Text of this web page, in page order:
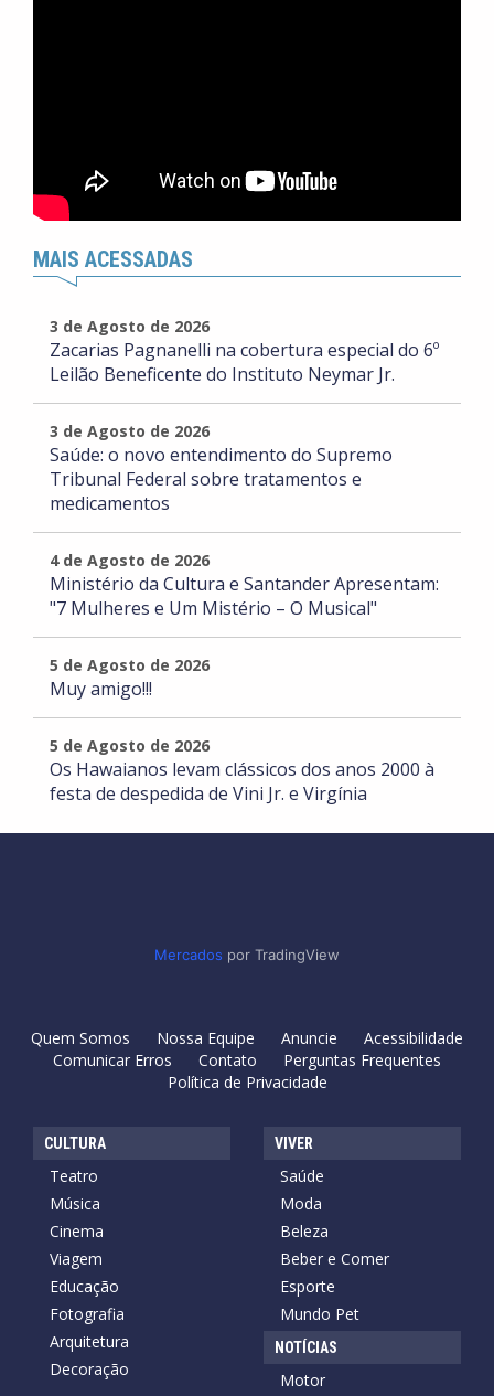
MAIS ACESSADAS
3 de Agosto de 2026
Zacarias Pagnanelli na cobertura especial do 6º
Leilão Beneficente do Instituto Neymar Jr.
3 de Agosto de 2026
Saúde: o novo entendimento do Supremo
Tribunal Federal sobre tratamentos e
medicamentos
4 de Agosto de 2026
Ministério da Cultura e Santander Apresentam:
"7 Mulheres e Um Mistério – O Musical"
5 de Agosto de 2026
Muy amigo!!!
5 de Agosto de 2026
Os Hawaianos levam clássicos dos anos 2000 à
festa de despedida de Vini Jr. e Virgínia
Mercados por TradingView
Quem Somos Nossa Equipe Anuncie
Acessibilidade
Comunicar Erros
Contato
Perguntas Frequentes
Política de Privacidade
CULTURA
Teatro
Música
Cinema
Viagem
Educação
Fotografia
Arquitetura
Decoração
VIVER
Saúde
Moda
Beleza
Beber e Comer
Esporte
Mundo Pet
NOTÍCIAS
Motor